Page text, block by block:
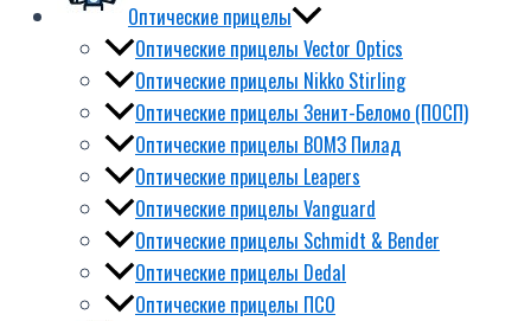
Оптические прицелы
Оптические прицелы Vector Optics
Оптические прицелы Nikko Stirling
Оптические прицелы Зенит-Беломо (ПОСП)
Оптические прицелы ВОМЗ Пилад
Оптические прицелы Leapers
Оптические прицелы Vanguard
Оптические прицелы Schmidt & Bender
Оптические прицелы Dedal
Оптические прицелы ПСО